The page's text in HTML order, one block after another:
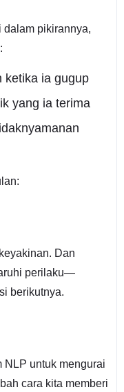
dalam pikirannya,
ketika ia gugup
yang ia terima
Dan
perilaku—
berikutnya.
NLP untuk mengurai
cara kita memberi